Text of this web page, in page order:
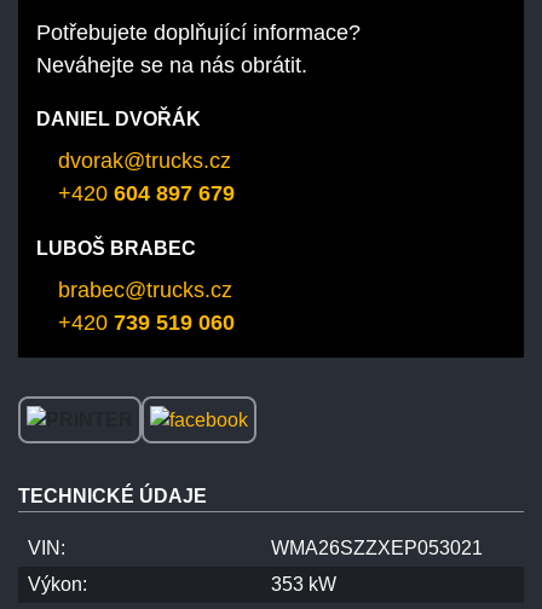
Potřebujete doplňující informace?
Neváhejte se na nás obrátit.
DANIEL DVOŘÁK
dvorak@trucks.cz
+420604 897 679
LUBOŠ BRABEC
brabec@trucks.cz
+420739 519 060
TECHNICKÉ ÚDAJE
VIN:
WMA26SZZXEP053021
Výkon:
353 kW